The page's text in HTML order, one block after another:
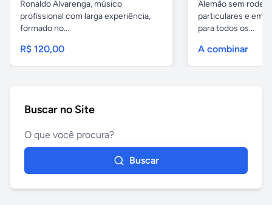
Ronaldo Alvarenga, músico
profissional com larga experiência,
formado no...
R$ 120,00
Alemão sem
particulares e em
para todos os...
A combinar
Buscar no Site
Buscar